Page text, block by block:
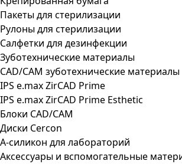
Пакеты для стерилизации
Рулоны для стерилизации
Салфетки для дезинфекции
Зуботехнические материалы
CAD/CAM зуботехнические материалы
IPS e.max ZirCAD Prime
IPS e.max ZirCAD Prime Esthetic
Блоки CAD/CAM
Диски Cercon
А-силикон для лабораторий
Аксессуары и вспомогательные